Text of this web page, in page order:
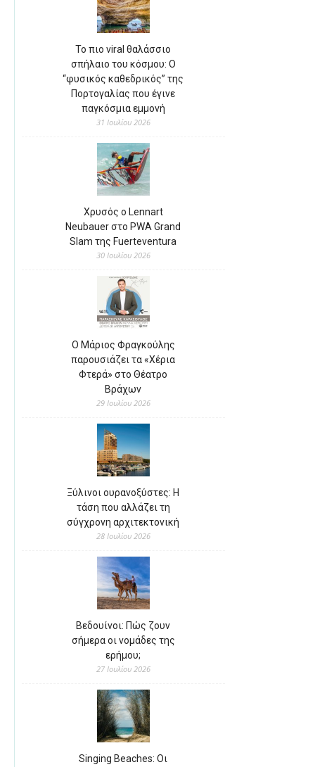
Το πιο viral θαλάσσιο
σπήλαιο του κόσμου: Ο
“φυσικός καθεδρικός” της
Πορτογαλίας που έγινε
παγκόσμια εμμονή
31 Ιουλίου 2026
Χρυσός ο Lennart
Neubauer στο PWA Grand
Slam της Fuerteventura
30 Ιουλίου 2026
Ο Μάριος Φραγκούλης
παρουσιάζει τα «Χέρια
Φτερά» στο Θέατρο
Βράχων
29 Ιουλίου 2026
Ξύλινοι ουρανοξύστες: Η
τάση που αλλάζει τη
σύγχρονη αρχιτεκτονική
28 Ιουλίου 2026
Βεδουίνοι: Πώς ζουν
σήμερα οι νομάδες της
ερήμου;
27 Ιουλίου 2026
Singing Beaches: Οι